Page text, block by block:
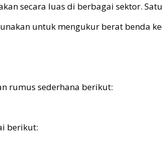
secara luas di berbagai sektor.
untuk mengukur berat benda
rumus sederhana berikut:
berikut: